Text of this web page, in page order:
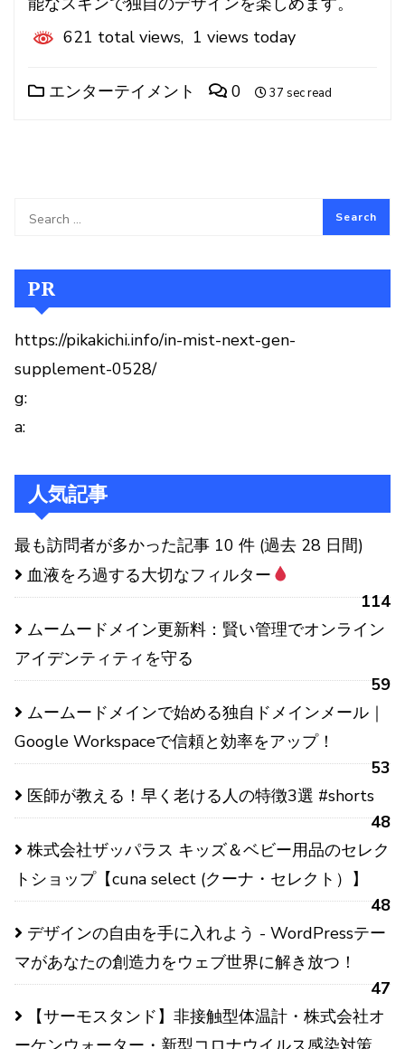
621 total views, 1 views today
エンターテイメント 0 37 sec read
PR
https://pikakichi.info/in-mist-next-gen-
supplement-0528/
g:
a:
人気記事
最も訪問者が多かった記事 10 件 (過去 28 日間)
血液をろ過する大切なフィルター
114
ムームードメイン更新料：賢い管理でオンライン
アイデンティティを守る
59
ムームードメインで始める独自ドメインメール｜
Google Workspaceで信頼と効率をアップ！
53
医師が教える！早く老ける人の特徴3選 #shorts
48
株式会社ザッパラス キッズ＆ベビー用品のセレク
トショップ【cuna select (クーナ・セレクト）】
48
デザインの自由を手に入れよう - WordPressテー
マがあなたの創造力をウェブ世界に解き放つ！
47
【サーモスタンド】非接触型体温計・株式会社オ